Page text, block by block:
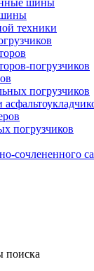
шины
техники
погрузчиков
погрузчиков
погрузчиков
сочлененного
поиска